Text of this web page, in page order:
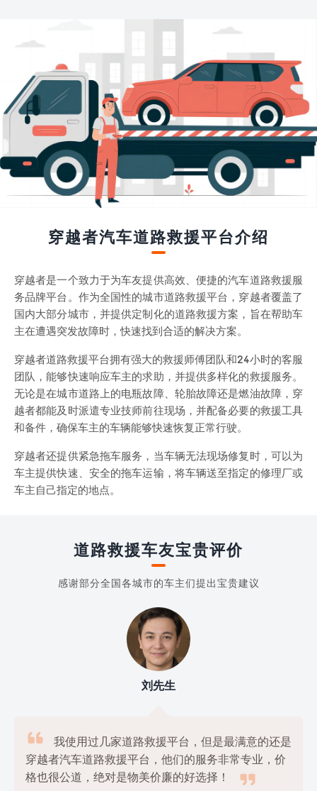
穿越者汽车道路救援平台介绍
穿越者是一个致力于为车友提供高效、便捷的汽车道路救援服
务品牌平台。作为全国性的城市道路救援平台，穿越者覆盖了
国内大部分城市，并提供定制化的道路救援方案，旨在帮助车
主在遭遇突发故障时，快速找到合适的解决方案。
穿越者道路救援平台拥有强大的救援师傅团队和24小时的客服
团队，能够快速响应车主的求助，并提供多样化的救援服务。
无论是在城市道路上的电瓶故障、轮胎故障还是燃油故障，穿
越者都能及时派遣专业技师前往现场，并配备必要的救援工具
和备件，确保车主的车辆能够快速恢复正常行驶。
穿越者还提供紧急拖车服务，当车辆无法现场修复时，可以为
车主提供快速、安全的拖车运输，将车辆送至指定的修理厂或
车主自己指定的地点。
道路救援车友宝贵评价
感谢部分全国各城市的车主们提出宝贵建议
刘先生

我使用过几家道路救援平台，但是最满意的还是
穿越者汽车道路救援平台，他们的服务非常专业，价
格也很公道，绝对是物美价廉的好选择！
